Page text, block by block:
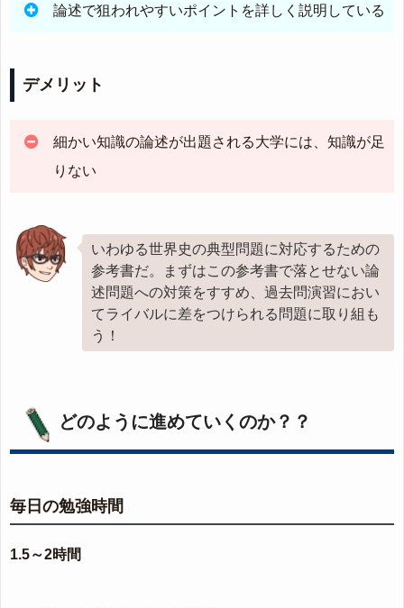
論述で狙われやすいポイントを詳しく説明している
デメリット
細かい知識の論述が出題される大学には、知識が足
りない
いわゆる世界史の典型問題に対応するための
参考書だ。まずはこの参考書で落とせない論
述問題への対策をすすめ、過去問演習におい
てライバルに差をつけられる問題に取り組も
う！
どのように進めていくのか？？
毎日の勉強時間
1.5～2時間